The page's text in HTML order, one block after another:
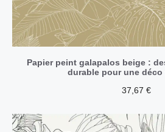
Papier peint galapalos beige :
durable pour une déco
37,67 €